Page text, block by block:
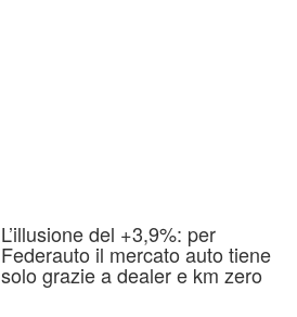
L’illusione del +3,9%: per
Federauto il mercato auto tiene
solo grazie a dealer e km zero